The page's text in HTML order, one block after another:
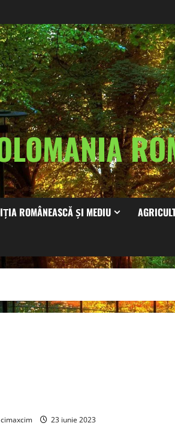
ROMÂNEASCĂ ȘI MEDIU
cimaxcim 23 iunie 2023